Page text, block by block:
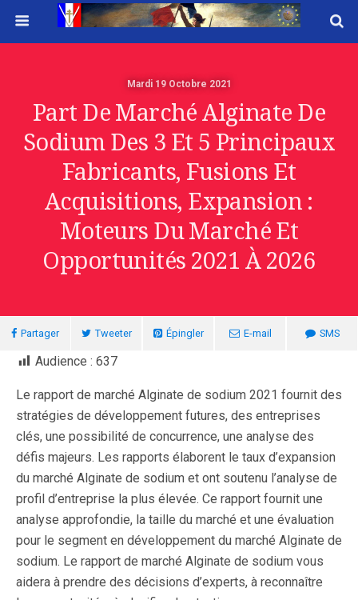
Mardi 19 Octobre 2021
Part De Marché Alginate De
Sodium Des 3 Et 5 Principaux
Fabricants, Fusions Et
Acquisitions, Expansion :
Moteurs Du Marché Et
Opportunités 2021 À 2026
Partager Tweeter Épingler E-mail SMS
Audience : 637
Le rapport de marché Alginate de sodium 2021 fournit des
stratégies de développement futures, des entreprises
clés, une possibilité de concurrence, une analyse des
défis majeurs. Les rapports élaborent le taux d’expansion
du marché Alginate de sodium et ont soutenu l’analyse de
profil d’entreprise la plus élevée. Ce rapport fournit une
analyse approfondie, la taille du marché et une évaluation
pour le segment en développement du marché Alginate de
sodium. Le rapport de marché Alginate de sodium vous
aidera à prendre des décisions d’experts, à reconnaître